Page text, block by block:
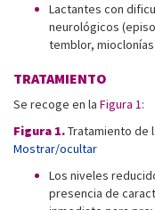
Lactantes con
neurológicos
temblor,
TRATAMIENTO
Se recoge en la Figura 1:
Figura 1.Tratamiento de
Mostrar/ocultar
Los niveles
presencia de